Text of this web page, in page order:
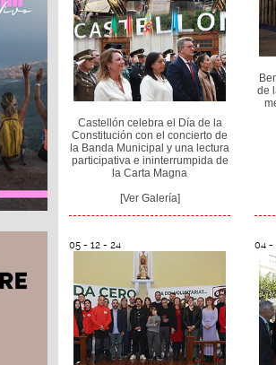
Castellón celebra el Día de la
Constitución con el concierto de
la Banda Municipal y una lectura
participativa e ininterrumpida de
la Carta Magna
[Ver Galería]
de
05 - 12 - 24 04 -